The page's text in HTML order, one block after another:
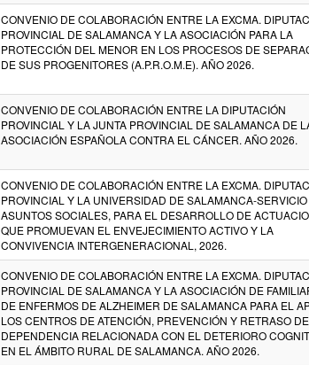
CONVENIO DE COLABORACIÓN ENTRE LA EXCMA.
PROVINCIAL DE SALAMANCA Y LA ASOCIACIÓN PARA LA
PROTECCIÓN DEL MENOR EN LOS PROCESOS DE
DE SUS PROGENITORES (A.P.R.O.M.E). AÑO 2026.
CONVENIO DE COLABORACIÓN ENTRE LA DIPUTACIÓN
PROVINCIAL Y LA JUNTA PROVINCIAL DE SALAMANCA DE
ASOCIACIÓN ESPAÑOLA CONTRA EL CÁNCER. AÑO 2026.
CONVENIO DE COLABORACIÓN ENTRE LA EXCMA.
PROVINCIAL Y LA UNIVERSIDAD DE SALAMANCA-
ASUNTOS SOCIALES, PARA EL DESARROLLO DE
QUE PROMUEVAN EL ENVEJECIMIENTO ACTIVO Y LA
CONVIVENCIA INTERGENERACIONAL, 2026.
CONVENIO DE COLABORACIÓN ENTRE LA EXCMA.
PROVINCIAL DE SALAMANCA Y LA ASOCIACIÓN DE
DE ENFERMOS DE ALZHEIMER DE SALAMANCA PARA EL
LOS CENTROS DE ATENCIÓN, PREVENCIÓN Y RETRASO
DEPENDENCIA RELACIONADA CON EL DETERIORO
EN EL ÁMBITO RURAL DE SALAMANCA. AÑO 2026.